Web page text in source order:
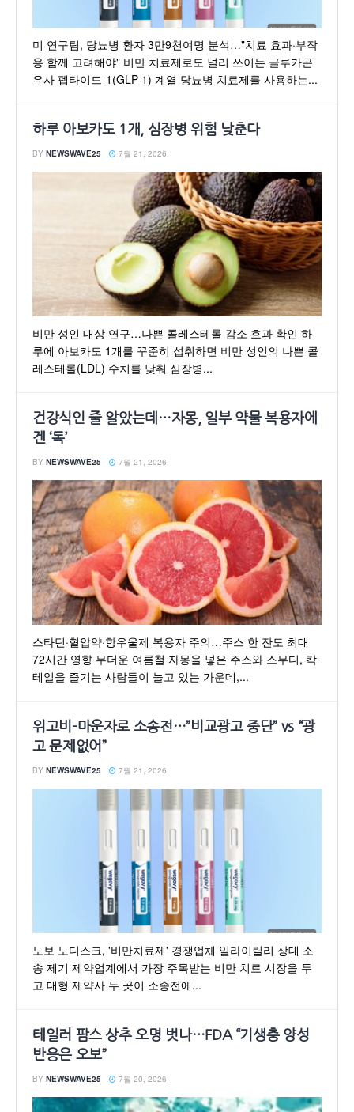
미 연구팀, 당뇨병 환자 3만9천여명 분석…"치료 효과·부작
용 함께 고려해야" 비만 치료제로도 널리 쓰이는 글루카곤
유사 펩타이드-1(GLP-1) 계열 당뇨병 치료제를 사용하는...
하루 아보카도 1개, 심장병 위험 낮춘다
BY NEWSWAVE25 7월 21, 2026
비만 성인 대상 연구…나쁜 콜레스테롤 감소 효과 확인 하
루에 아보카도 1개를 꾸준히 섭취하면 비만 성인의 나쁜 콜
레스테롤(LDL) 수치를 낮춰 심장병...
건강식인 줄 알았는데…자몽, 일부 약물 복용자에
겐 ‘독’
BY NEWSWAVE25 7월 21, 2026
스타틴·혈압약·항우울제 복용자 주의…주스 한 잔도 최대
72시간 영향 무더운 여름철 자몽을 넣은 주스와 스무디, 칵
테일을 즐기는 사람들이 늘고 있는 가운데,...
위고비-마운자로 소송전…”비교광고 중단” vs “광
고 문제없어”
BY NEWSWAVE25 7월 21, 2026
노보 노디스크, '비만치료제' 경쟁업체 일라이릴리 상대 소
송 제기 제약업계에서 가장 주목받는 비만 치료 시장을 두
고 대형 제약사 두 곳이 소송전에...
테일러 팜스 상추 오명 벗나…FDA “기생충 양성
반응은 오보”
BY NEWSWAVE25 7월 20, 2026